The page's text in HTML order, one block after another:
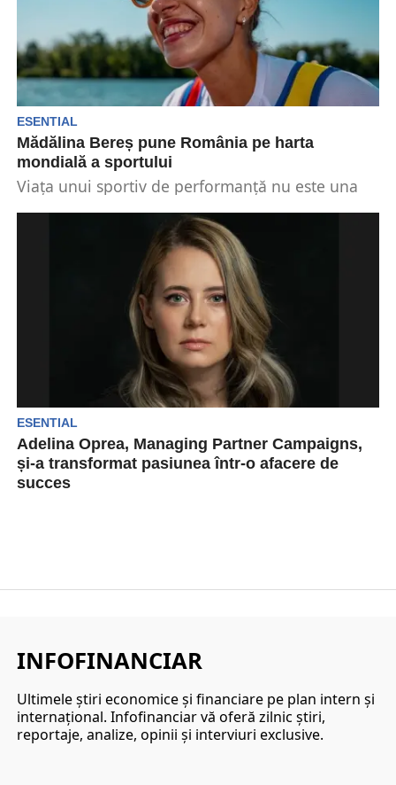
ESENTIAL
Mădălina Bereș pune România pe harta
mondială a sportului
Viața unui sportiv de performanță nu este una
ESENTIAL
Adelina Oprea, Managing Partner Campaigns,
și-a transformat pasiunea într-o afacere de
succes
INFOFINANCIAR
Ultimele ştiri economice şi financiare pe plan intern şi
internaţional. Infofinanciar vă oferă zilnic ştiri,
reportaje, analize, opinii şi interviuri exclusive.